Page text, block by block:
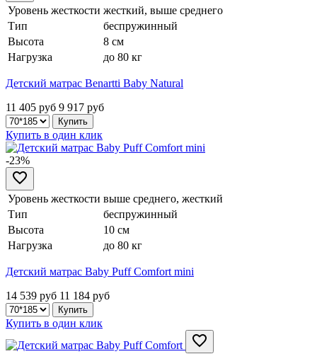
Уровень жесткости жесткий, выше среднего
Тип
беспружинный
Высота
8 см
Нагрузка
до 80 кг
Детский матрас Benartti Baby Natural
11 405 руб 9 917 руб
Купить в один клик
-23%
Уровень жесткости выше среднего, жесткий
Тип
беспружинный
Высота
10 см
Нагрузка
до 80 кг
Детский матрас Baby Puff Comfort mini
14 539 руб 11 184 руб
Купить в один клик